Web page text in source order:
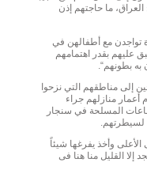
ما حاجتهم إذن
تواجدن مع أطفالهن في
عليهم بقدر اهتمامهم
به بطونهم“.
إلى مناطقهم التي نزحوا
صيف 2014 بسبب عدم أعمار منازلهم جراء
المسلحة في سنجار
لسيطرتهم.
وأخذ يفرغها شيئاً
إلا القليل منا هنا فى